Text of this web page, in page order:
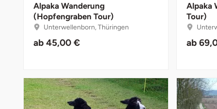
Alpaka Wanderung
(Hopfengraben Tour)
Unterwellenborn, Thüringen
ab 45,00 €
Alpaka
Tour)
ab
Chemnitz
Coburg
Strausberg (Berlin/Brandenburg)